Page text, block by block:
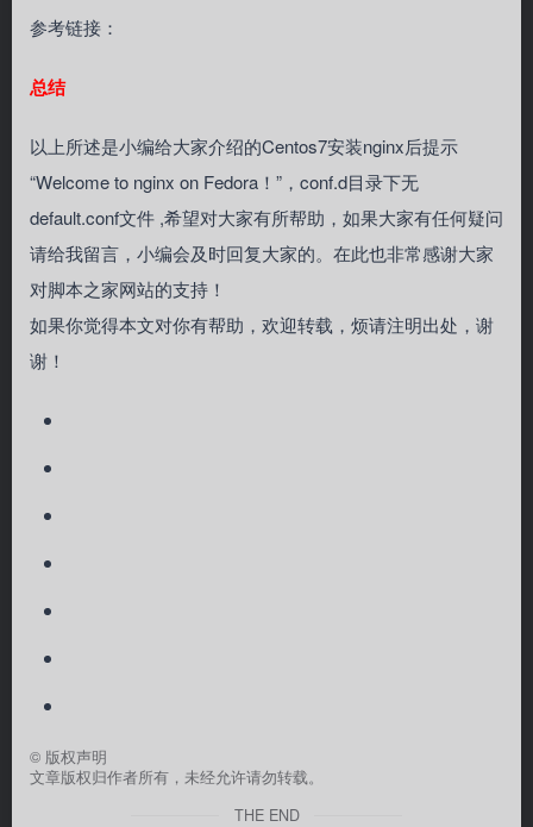
参考链接：
总结
以上所述是小编给大家介绍的Centos7安装nginx后提示
“Welcome to nginx on Fedora！”，conf.d目录下无
default.conf文件 ,希望对大家有所帮助，如果大家有任何疑问
请给我留言，小编会及时回复大家的。在此也非常感谢大家
对脚本之家网站的支持！
如果你觉得本文对你有帮助，欢迎转载，烦请注明出处，谢
谢！
© 版权声明
文章版权归作者所有，未经允许请勿转载。
THE END